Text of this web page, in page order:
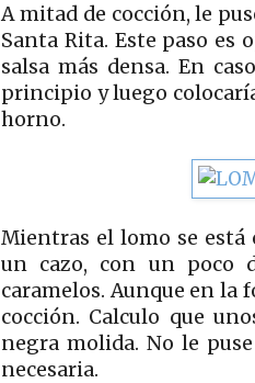
A mitad de cocción, le
Santa Rita. Este paso es
salsa más densa. En
principio y luego
horno.
Mientras el lomo se está
un cazo, con un poco
caramelos. Aunque en la
cocción. Calculo que
negra molida. No le
necesaria.